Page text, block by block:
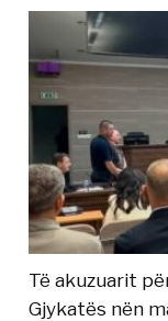
Të akuzuarit
Gjykatës nën